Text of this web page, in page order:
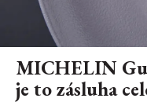
MICHELIN
je to zásluha